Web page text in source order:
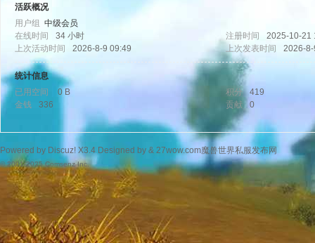
活跃概况
用户组 中级会员
在线时间
34 小时 注册时间
2025-10-21
上次活动时间
2026-8-9 09:49 上次发表时间 2026-
统计信息
已用空间
0 B 积分
419
金钱
336 贡献 0
Powered by Discuz! X3.4 Designed by & 27wow.com魔兽世界私服发布网
© 2001-2025Comsenz Inc.